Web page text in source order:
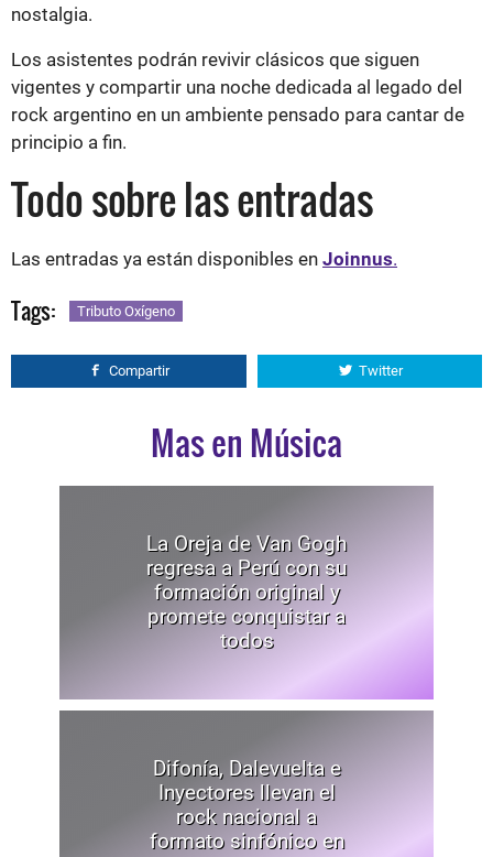
nostalgia.
Los asistentes podrán revivir clásicos que siguen
vigentes y compartir una noche dedicada al legado del
rock argentino en un ambiente pensado para cantar de
principio a fin.
Todo sobre las entradas
Las entradas ya están disponibles en Joinnus.
Tags: Tributo Oxígeno
Compartir Twitter
Mas en Música
La Oreja de Van Gogh
regresa a Perú con su
formación original y
promete conquistar a
todos
Difonía, Dalevuelta e
Inyectores llevan el
rock nacional a
formato sinfónico en